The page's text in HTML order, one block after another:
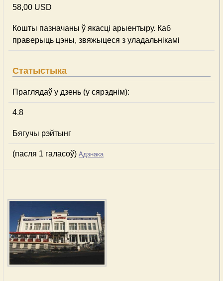
58,00 USD
Кошты пазначаны ў якасці арыентыру. Каб
праверыць цэны, звяжыцеся з уладальнікамі
Статыстыка
Праглядаў у дзень (у сярэднім):
4.8
Бягучы рэйтынг
(пасля 1 галасоў) Адзнака